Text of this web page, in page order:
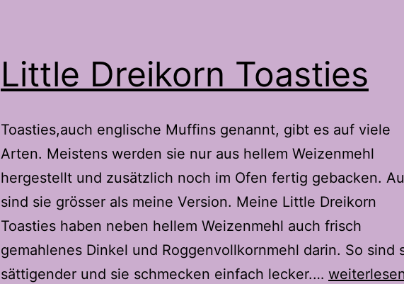
Little Dreikorn Toasties
Toasties,auch englische Muffins genannt, gibt es auf viele
Arten. Meistens werden sie nur aus hellem Weizenmehl
hergestellt und zusätzlich noch im Ofen fertig gebacken.
sind sie grösser als meine Version. Meine Little Dreikorn
Toasties haben neben hellem Weizenmehl auch frisch
gemahlenes Dinkel und Roggenvollkornmehl darin. So sind
sättigender und sie schmecken einfach lecker.… Little